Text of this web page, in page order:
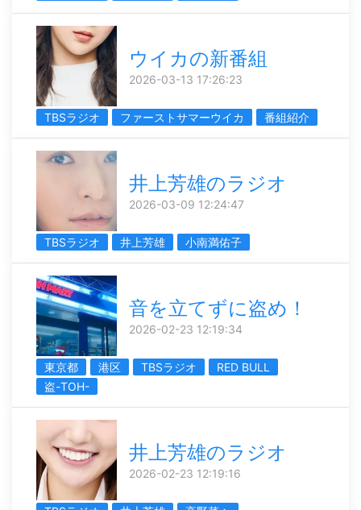
ウイカの新番組
2026-03-13 17:26:23
TBSラジオ ファーストサマーウイカ 番組紹介
井上芳雄のラジオ
2026-03-09 12:24:47
TBSラジオ 井上芳雄 小南満佑子
音を立てずに盗め！
2026-02-23 12:19:34
東京都 港区 TBSラジオ
RED BULL
盗-TOH-
井上芳雄のラジオ
2026-02-23 12:19:16